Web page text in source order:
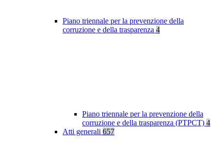
Piano triennale per la prevenzione della
corruzione e della trasparenza 4
Piano triennale per la prevenzione della
corruzione e della trasparenza (PTPCT) 4
Atti generali 657